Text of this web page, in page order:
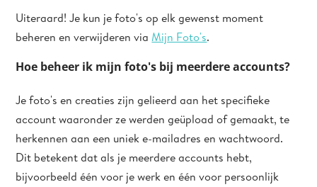
Uiteraard! Je kun je foto's op elk gewenst moment
beheren en verwijderen via Mijn Foto's.
Hoe beheer ik mijn foto's bij meerdere accounts?
Je foto's en creaties zijn gelieerd aan het specifieke
account waaronder ze werden geüpload of gemaakt, te
herkennen aan een uniek e-mailadres en wachtwoord.
Dit betekent dat als je meerdere accounts hebt,
bijvoorbeeld één voor je werk en één voor persoonlijk